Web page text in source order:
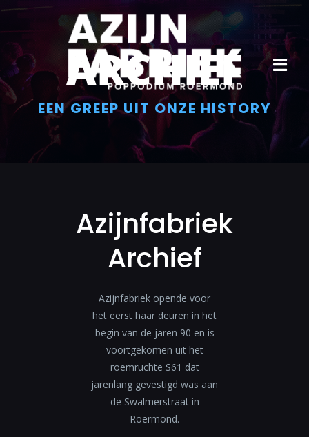
Ga
inhoud
Home
Agenda
ARCHIEF
EEN GREEP UIT ONZE HISTORY
Azijnfabriek
Archief
Azijnfabriek opende voor
het eerst haar deuren in het
begin van de jaren 90 en is
voortgekomen uit het
roemruchte S61 dat
jarenlang gevestigd was aan
de Swalmerstraat in
Roermond.